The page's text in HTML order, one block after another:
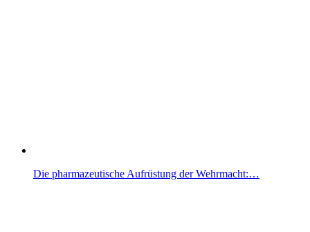
Die pharmazeutische Aufrüstung der Wehrmacht:…